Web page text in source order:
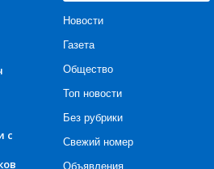
с
Новости
Газета
Общество
Топ новости
Без рубрики
Свежий номер
Объявления